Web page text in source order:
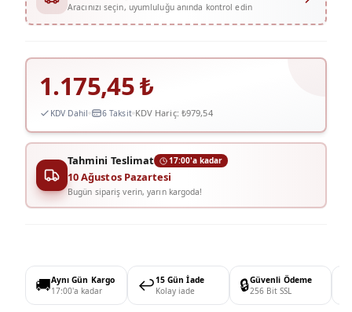
Aracınızı seçin, uyumluluğu anında kontrol edin
1.175,45₺
KDV Dahil 6 Taksit KDV Hariç: ₺979,54
Tahmini Teslimat 17:00'a kadar
10 Ağustos Pazartesi
Bugün sipariş verin, yarın kargoda!
🚚Aynı Gün Kargo
17:00'a kadar
↩️15 Gün İade
Kolay iade
🔒Güvenli Ödeme
256 Bit SSL